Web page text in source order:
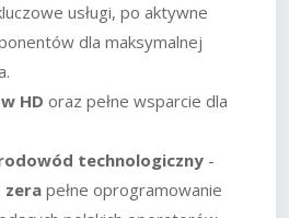
usługi, po aktywne
dla maksymalnej
HD oraz pełne wsparcie dla
technologiczny -
zera pełne oprogramowanie